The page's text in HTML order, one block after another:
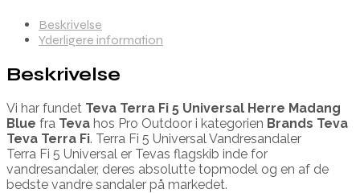
Beskrivelse
Yderligere information
Beskrivelse
Vi har fundet Teva Terra Fi 5 Universal Herre Madang
Blue fra Teva hos Pro Outdoor i kategorien Brands Teva
Teva Terra Fi. Terra Fi 5 Universal Vandresandaler
Terra Fi 5 Universal er Tevas flagskib inde for
vandresandaler, deres absolutte topmodel og en af de
bedste vandre sandaler på markedet.